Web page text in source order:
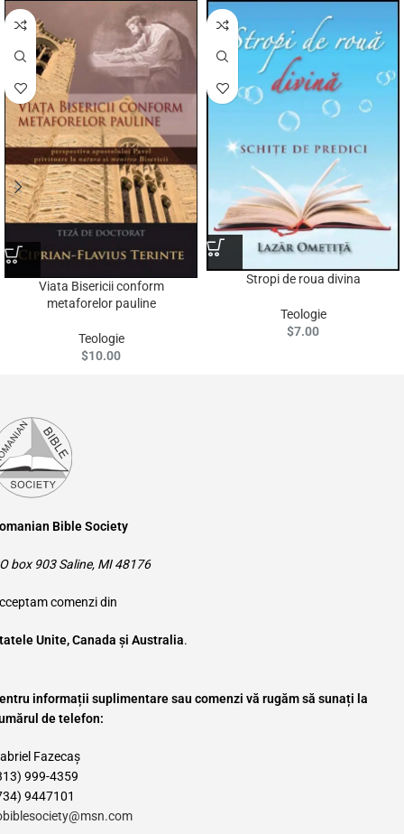
Viata Bisericii conform
metaforelor pauline
Teologie
$10.00
Stropi de roua divina
Teologie
$7.00
Bible Society
box 903 Saline, MI 48176
comenzi din
Unite, Canada și Australia.
informații suplimentare sau comenzi vă rugăm să sunați la
de telefon:
Fazecaș
999-4359
9447101